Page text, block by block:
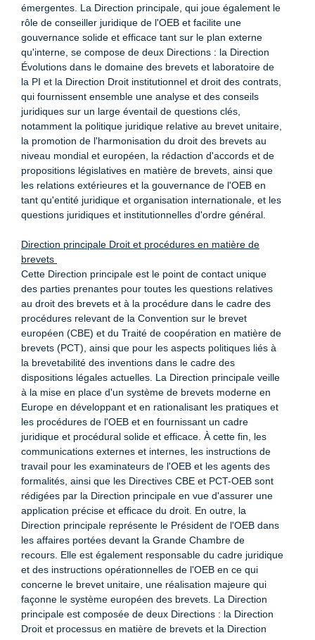
émergentes. La Direction principale, qui joue également le
rôle de conseiller juridique de l'OEB et facilite une
gouvernance solide et efficace tant sur le plan externe
qu'interne, se compose de deux Directions : la Direction
Évolutions dans le domaine des brevets et laboratoire de
la PI et la Direction Droit institutionnel et droit des contrats,
qui fournissent ensemble une analyse et des conseils
juridiques sur un large éventail de questions clés,
notamment la politique juridique relative au brevet unitaire,
la promotion de l'harmonisation du droit des brevets au
niveau mondial et européen, la rédaction d'accords et de
propositions législatives en matière de brevets, ainsi que
les relations extérieures et la gouvernance de l'OEB en
tant qu'entité juridique et organisation internationale, et les
questions juridiques et institutionnelles d'ordre général.
Direction principale Droit et procédures en matière de
brevets
Cette Direction principale est le point de contact unique
des parties prenantes pour toutes les questions relatives
au droit des brevets et à la procédure dans le cadre des
procédures relevant de la Convention sur le brevet
européen (CBE) et du Traité de coopération en matière de
brevets (PCT), ainsi que pour les aspects politiques liés à
la brevetabilité des inventions dans le cadre des
dispositions légales actuelles. La Direction principale veille
à la mise en place d'un système de brevets moderne en
Europe en développant et en rationalisant les pratiques et
les procédures de l'OEB et en fournissant un cadre
juridique et procédural solide et efficace. À cette fin, les
communications externes et internes, les instructions de
travail pour les examinateurs de l'OEB et les agents des
formalités, ainsi que les Directives CBE et PCT-OEB sont
rédigées par la Direction principale en vue d'assurer une
application précise et efficace du droit. En outre, la
Direction principale représente le Président de l'OEB dans
les affaires portées devant la Grande Chambre de
recours. Elle est également responsable du cadre juridique
et des instructions opérationnelles de l'OEB en ce qui
concerne le brevet unitaire, une réalisation majeure qui
façonne le système européen des brevets. La Direction
principale est composée de deux Directions : la Direction
Droit et processus en matière de brevets et la Direction